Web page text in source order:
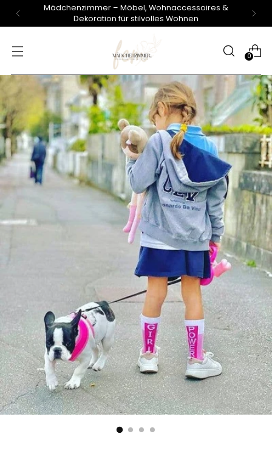
Mädchenzimmer – Möbel, Wohnaccessoires &
Dekoration für stilvolles Wohnen
0